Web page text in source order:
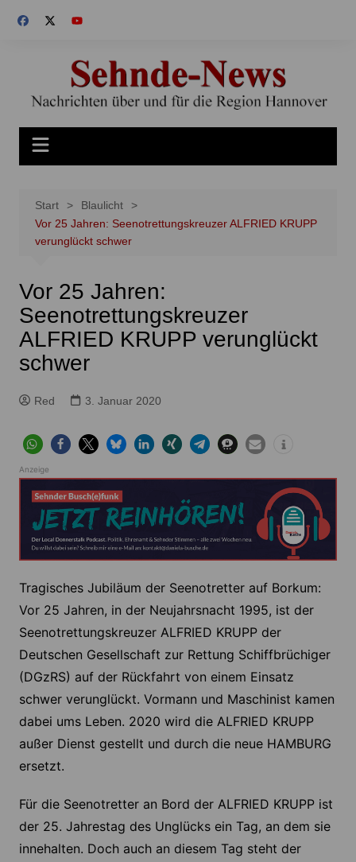
Inhalt
Start
Blaulicht
Vor 25 Jahren: Seenotrettungskreuzer ALFRIED KRUPP
verunglückt schwer
Vor 25 Jahren:
Seenotrettungskreuzer
ALFRIED KRUPP verunglückt
schwer
Red 3. Januar 2020
Anzeige
Tragisches Jubiläum der Seenotretter auf Borkum:
Vor 25 Jahren, in der Neujahrsnacht 1995, ist der
Seenotrettungskreuzer ALFRIED KRUPP der
Deutschen Gesellschaft zur Rettung Schiffbrüchiger
(DGzRS) auf der Rückfahrt von einem Einsatz
schwer verunglückt. Vormann und Maschinist kamen
dabei ums Leben. 2020 wird die ALFRIED KRUPP
außer Dienst gestellt und durch die neue HAMBURG
ersetzt.
Für die Seenotretter an Bord der ALFRIED KRUPP ist
der 25. Jahrestag des Unglücks ein Tag, an dem sie
innehalten. Doch auch an diesem Tag steht der